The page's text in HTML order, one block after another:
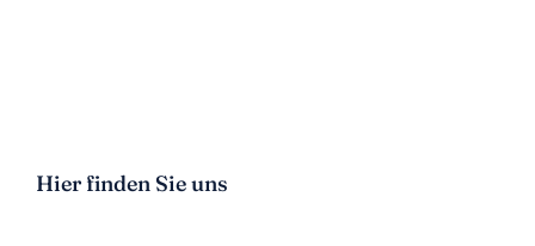
Hier finden Sie uns